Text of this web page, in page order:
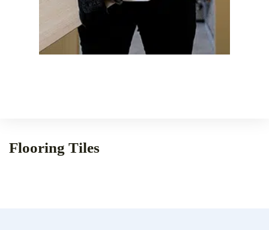
Flooring Tiles